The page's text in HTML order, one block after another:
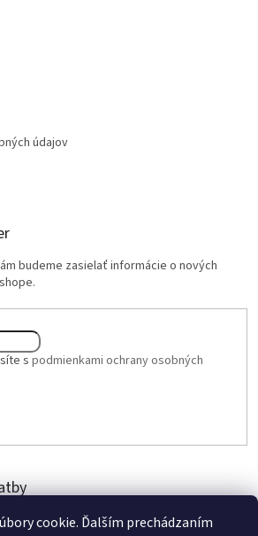
cookie. Ďalším prechádzaním
údajov
budeme zasielať informácie o nových
s podmienkami ochrany osobných